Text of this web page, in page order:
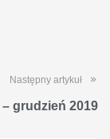
Następny artykuł
grudzień 2019